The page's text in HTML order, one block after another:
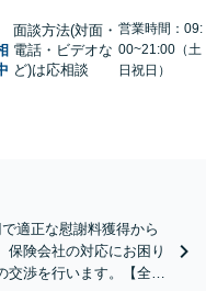
面談方法(対面・
電話・ビデオな
ど)は応相談
営業時間：09:
00~21:00（土
日祝日）
適正な慰謝料獲得から
保険会社の対応にお困り
交渉を行います。【全国